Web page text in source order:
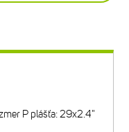
P plášťa: 29x2.4"